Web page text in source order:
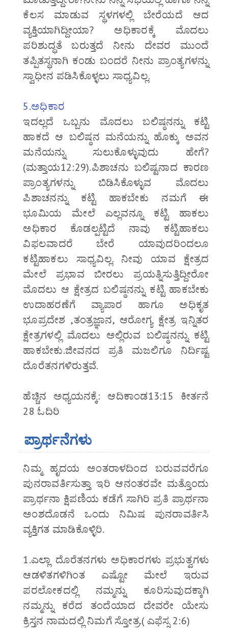
ಕೆಲಸ ಮಾಡುವ ಸ್ಥಳಗಳಲ್ಲಿ ಬೇರೆಯದೆ ಆದ
ವ್ಯಕ್ತಿಯಾಗಿದ್ದೀಯಾ? ಅಧಿಕಾರಕ್ಕೆ ಮೊದಲು
ಪರಿಶುದ್ಧತೆ ಬರುತ್ತದೆ ನೀನು ದೇವರ ಮುಂದೆ
ತಪ್ಪಿತಸ್ಥನಾಗಿ ಕಂಡು ಬಂದರೆ ನೀನು ಪ್ರಾಂತ್ಯಗಳನ್ನು
ಸ್ವಾಧೀನ ಪಡಿಸಿಕೊಳ್ಳಲು ಸಾಧ್ಯವಿಲ್ಲ.
5.ಅಧಿಕಾರ
ಇದಲ್ಲದೆ ಒಬ್ಬನು ಮೊದಲು ಬಲಿಷ್ಠನನ್ನು ಕಟ್ಟಿ
ಹಾಕದೆ ಆ ಬಲಿಷ್ಠನ ಮನೆಯನ್ನು ಹೊಕ್ಕು ಅವನ
ಮನೆಯನ್ನು ಸುಲುಕೊಳ್ಳುವುದು ಹೇಗೆ?
(ಮತ್ತಾಯ12:29).ಪಿಶಾಚನು ಬಲಿಷ್ಟನಾದ ಕಾರಣ
ಪ್ರಾಂತ್ಯಗಳನ್ನು ಬಿಡಿಸಿಕೊಳ್ಳುವ ಮೊದಲು
ಪಿಶಾಚನನ್ನು ಕಟ್ಟಿ ಹಾಕಬೇಕು ನಮಗೆ ಈ
ಭೂಮಿಯ ಮೇಲೆ ಎಲ್ಲವನ್ನೂ ಕಟ್ಟಿ ಹಾಕಲು
ಅಧಿಕಾರ ಕೊಡಲ್ಪಟ್ಟಿದೆ ನಾವು ಕಟ್ಟಿಹಾಕಲು
ವಿಫಲವಾದರೆ ಬೇರೆ ಯಾವುದರಿಂದಲೂ
ಕಟ್ಟಿಹಾಕಲು ಸಾಧ್ಯವಿಲ್ಲ. ನೀವು ಯಾವ ಕ್ಷೇತ್ರದ
ಮೇಲೆ ಪ್ರಭಾವ ಬೀರಲು ಪ್ರಯತ್ನಿಸುತ್ತಿದ್ದೀರೋ
ಮೊದಲು ಆ ಕ್ಷೇತ್ರದ ಬಲಿಷ್ಠನನ್ನು ಕಟ್ಟಿ ಹಾಕಬೇಕು
ಉದಾಹರಣೆಗೆ ವ್ಯಾಪಾರ ಹಾಗೂ ಅಧಿಕೃತ
ಭೂಪ್ರದೇಶ ,ತಂತ್ರಜ್ಞಾನ, ಆರೋಗ್ಯ ಕ್ಷೇತ್ರ ಇನ್ನಿತರ
ಕ್ಷೇತ್ರಗಳಲ್ಲಿ ಮೊದಲು ಅಲ್ಲಿರುವ ಬಲಿಷ್ಠನನ್ನು ಕಟ್ಟಿ
ಹಾಕಬೇಕು.ಜೀವನದ ಪ್ರತಿ ಮಜಲಿಗೂ ನಿರ್ದಿಷ್ಟ
ದೊರೆತನಗಳಿರುತ್ತವೆ.
ಹೆಚ್ಚಿನ ಅಧ್ಯಯನಕ್ಕೆ: ಆದಿಕಾಂಡ13:15 ಕೀರ್ತನೆ
28 ಓದಿರಿ
ಪ್ರಾರ್ಥನೆಗಳು
ನಿಮ್ಮ ಹೃದಯ ಅಂತರಾಳದಿಂದ ಬರುವವರೆಗೂ
ಪುನರಾವರ್ತಿಸುತ್ತಾ ಇರಿ ಆನಂತರವೇ ಮತ್ತೊಂದು
ಪ್ರಾರ್ಥನಾ ಕ್ಷಿಪಣಿಯ ಕಡೆಗೆ ಸಾಗಿರಿ ಪ್ರತಿ ಪ್ರಾರ್ಥನಾ
ಅಂಶದೊಡನೆ ಒಂದು ನಿಮಿಷ ಪುನರಾವರ್ತಿಸಿ
ವ್ಯಕ್ತಿಗತ ಮಾಡಿಕೊಳ್ಳಿರಿ.
1.ಎಲ್ಲಾ ದೊರೆತನಗಳು ಅಧಿಕಾರಗಳು ಪ್ರಭುತ್ವಗಳು
ಆಡಳಿತಗಳಿಗಿಂತ ಎಷ್ಟೋ ಮೇಲೆ ಇರುವ
ಪರಲೋಕದಲ್ಲಿ ನಮ್ಮನ್ನು ಕೂರಿಸುವುದಕ್ಕಾಗಿ
ನಮ್ಮನ್ನು ಕರೆದ ತಂದೆಯಾದ ದೇವರೇ ಯೇಸು
ಕ್ರಿಸ್ತನ ನಾಮದಲ್ಲಿ ನಿಮಗೆ ಸ್ತೋತ್ರ.( ಎಫೆಸ್ಸ 2:6)